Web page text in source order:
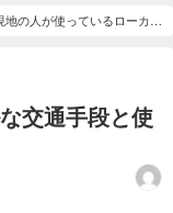
地の人が使っているローカル
交通手段と使